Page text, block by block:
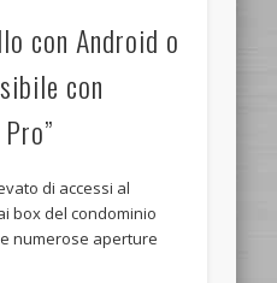
con Android o
con
di accessi al
box del condominio
numerose aperture